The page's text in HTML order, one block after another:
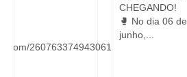
260763374943061
CHEGANDO!
🥊 No dia 06 de
junho,...